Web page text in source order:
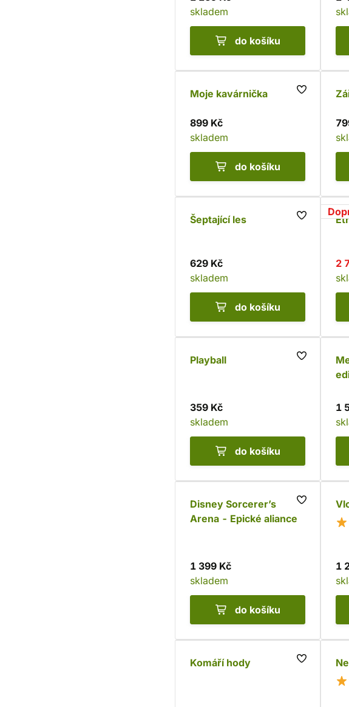
skladem
do košíku
Moje kavárnička
899 Kč
skladem
do košíku
Šeptající les
629 Kč
skladem
do košíku
2
Playball
359 Kč
skladem
do košíku
1
Disney Sorcerer’s
Arena - Epické aliance
1 399 Kč
skladem
do košíku
1
Komáří hody